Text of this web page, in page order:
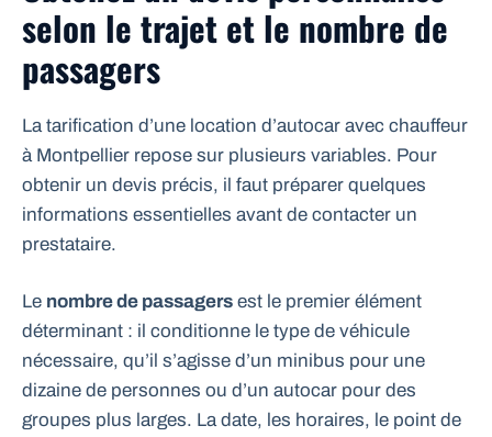
selon le trajet et le nombre de
passagers
La tarification d’une location d’autocar avec chauffeur
à Montpellier repose sur plusieurs variables. Pour
obtenir un devis précis, il faut préparer quelques
informations essentielles avant de contacter un
prestataire.
Le nombre de passagers est le premier élément
déterminant : il conditionne le type de véhicule
nécessaire, qu’il s’agisse d’un minibus pour une
dizaine de personnes ou d’un autocar pour des
groupes plus larges. La date, les horaires, le point de